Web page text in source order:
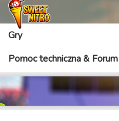
Gry
Pomoc techniczna & Forum